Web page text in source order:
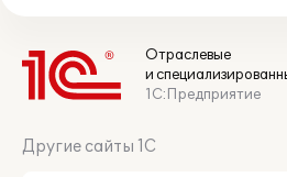
Отраслевые
и
1С:Предприятие
Другие сайты 1С